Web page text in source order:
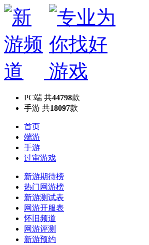
PC端 共44798款
手游 共18097款
首页
端游
手游
过审游戏
新游期待榜
热门网游榜
新游测试表
网游开服表
怀旧频道
网游评测
新游预约